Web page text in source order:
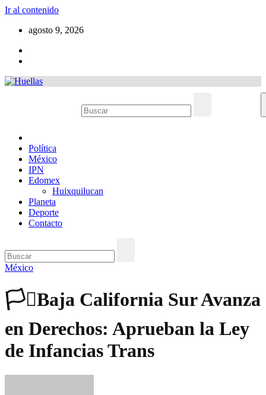
Ir al contenido
agosto 9, 2026
Política
México
IPN
Edomex
Huixquilucan
Planeta
Deporte
Contacto
México
🏳️‍⚧️Baja California Sur Avanza
en Derechos: Aprueban la Ley
de Infancias Trans